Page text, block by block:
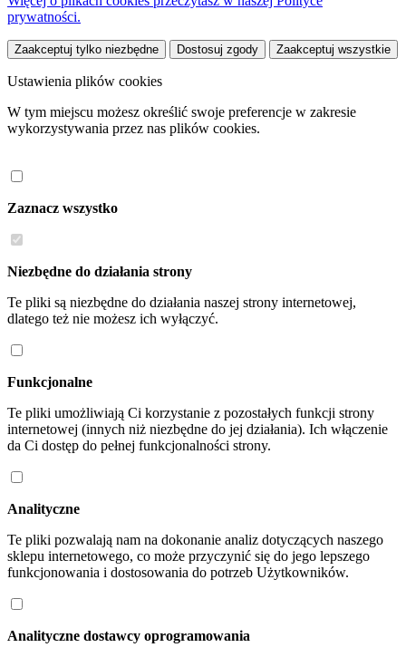
prywatności.
Zaakceptuj tylko niezbędne Dostosuj zgody Zaakceptuj wszystkie
Ustawienia plików cookies
W tym miejscu możesz określić swoje preferencje w zakresie
wykorzystywania przez nas plików cookies.
Zaznacz wszystko
Niezbędne do działania strony
Te pliki są niezbędne do działania naszej strony internetowej,
dlatego też nie możesz ich wyłączyć.
Funkcjonalne
Te pliki umożliwiają Ci korzystanie z pozostałych funkcji strony
internetowej (innych niż niezbędne do jej działania). Ich włączenie
da Ci dostęp do pełnej funkcjonalności strony.
Analityczne
Te pliki pozwalają nam na dokonanie analiz dotyczących naszego
sklepu internetowego, co może przyczynić się do jego lepszego
funkcjonowania i dostosowania do potrzeb Użytkowników.
Analityczne dostawcy oprogramowania